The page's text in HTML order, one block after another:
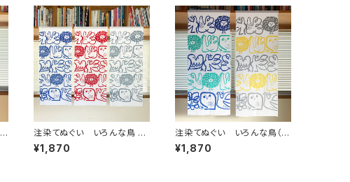
注染てぬぐい いろんな鳥 単
色ver.【残り僅か】
¥1,870
注染てぬぐい いろんな鳥（２
色染め）
¥1,870